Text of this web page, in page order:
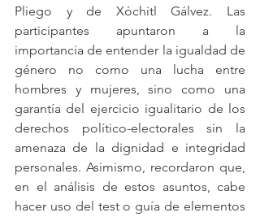
Pliego y de Xóchitl Gálvez. Las
participantes apuntaron a la
importancia de entender la igualdad de
género no como una lucha entre
hombres y mujeres, sino como una
garantía del ejercicio igualitario de los
derechos político-electorales sin la
amenaza de la dignidad e integridad
personales. Asimismo, recordaron que,
en el análisis de estos asuntos, cabe
hacer uso del test o guía de elementos